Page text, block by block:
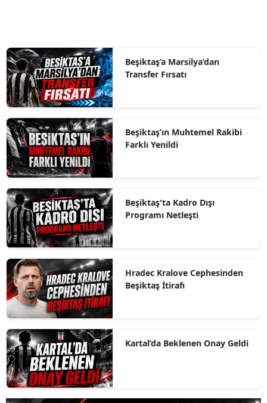
Beşiktaş’a Marsilya’dan
Transfer Fırsatı
Beşiktaş’ın Muhtemel Rakibi
Farklı Yenildi
Beşiktaş'ta Kadro Dışı
Programı Netleşti
Hradec Kralove Cephesinden
Beşiktaş İtirafı
Kartal’da Beklenen Onay Geldi